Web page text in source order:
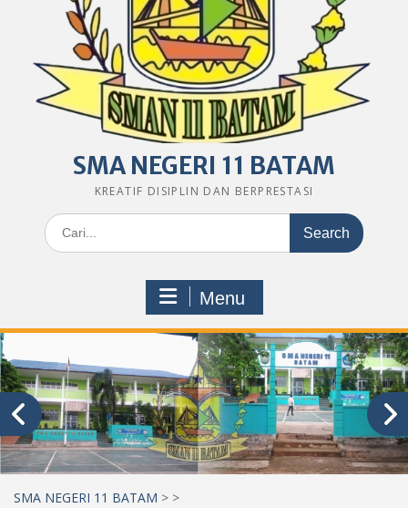
SMA NEGERI 11 BATAM
KREATIF DISIPLIN DAN BERPRESTASI
Search
for:
Menu
SMA NEGERI 11 BATAM > >